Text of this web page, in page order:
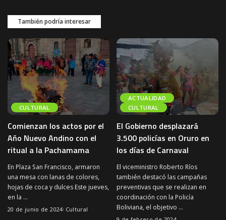
También podría interesar
CULTURAL
Comienzan los actos por el
Año Nuevo Andino con el
ritual a la Pachamama
En Plaza San Francisco, armaron
una mesa con lanas de colores,
hojas de coca y dulces Este jueves,
en la ...
20 de junio de 2024 Cultural
ACTUALIDAD
CULTURAL
El Gobierno desplazará
3.500 policías en Oruro en
los días de Carnaval
El viceministro Roberto Ríos
también destacó las campañas
preventivas que se realizan en
coordinación con la Policía
Boliviana, el objetivo ...